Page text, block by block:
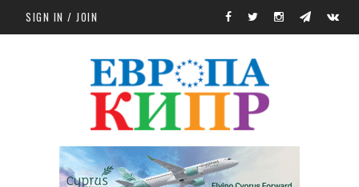
Skip to main content
SIGN IN / JOIN